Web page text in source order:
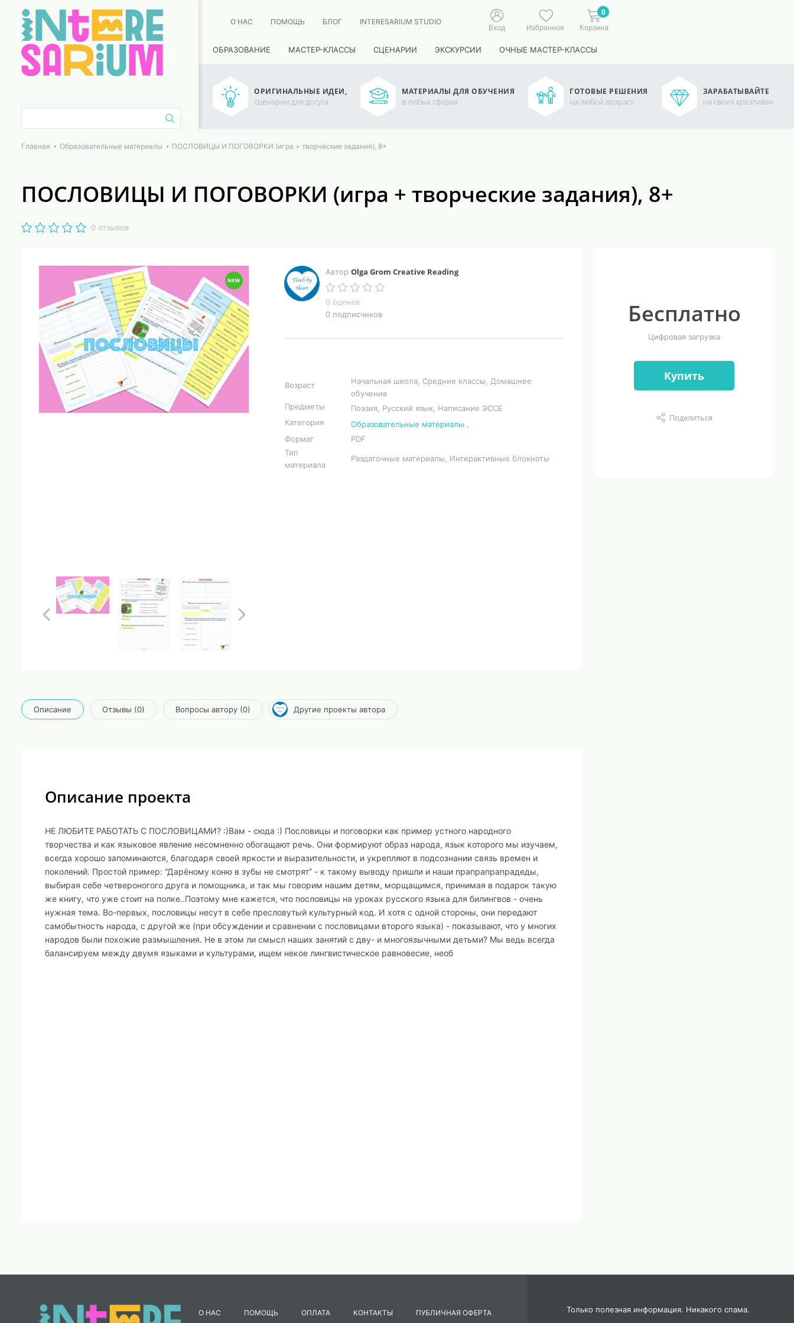
О НАС ПОМОЩЬ БЛОГ INTERESARIUM STUDIO
Вход Избранное
0
Корзина
ОБРАЗОВАНИЕ МАСТЕР-КЛАССЫ СЦЕНАРИИ ЭКСКУРСИИ ОЧНЫЕ МАСТЕР-КЛАССЫ
ОРИГИНАЛЬНЫЕ ИДЕИ,
сценарии для досуга
МАТЕРИАЛЫ ДЛЯ ОБУЧЕНИЯ
в любых сферах
ГОТОВЫЕ РЕШЕНИЯ
на любой возраст
ЗАРАБАТЫВАЙТЕ
на своих креативах
Главная Образовательные материалы ПОСЛОВИЦЫ И ПОГОВОРКИ (игра + творческие задания), 8+
ПОСЛОВИЦЫ И ПОГОВОРКИ (игра + творческие задания), 8+
0 отзывов
Автор Olga Grom Creative Reading
0 оценок
0 подписчиков
Возраст
Начальная школа, Средние классы, Домашнее
обучение
Предметы
Поэзия, Русский язык, Написание ЭССЕ
Категория
Образовательные материалы
Формат
PDF
Тип
материала
Раздаточные материалы, Интерактивные блокноты
Бесплатно
Цифровая загрузка
Купить
Поделиться
Описание Отзывы (0) Вопросы автору (0) Другие проекты автора
Описание проекта
НЕ ЛЮБИТЕ РАБОТАТЬ С ПОСЛОВИЦАМИ? :)Вам - сюда :) Пословицы и поговорки как пример устного народного
творчества и как языковое явление несомненно обогащают речь. Они формируют образ народа, язык которого мы изучаем,
всегда хорошо запоминаются, благодаря своей яркости и выразительности, и укрепляют в подсознании связь времен и
поколений. Простой пример: “Дарёному коню в зубы не смотрят” - к такому выводу пришли и наши прапрапрапрадеды,
выбирая себе четвероногого друга и помощника, и так мы говорим нашим детям, морщащимся, принимая в подарок такую
же книгу, что уже стоит на полке..Поэтому мне кажется, что пословицы на уроках русского языка для билингвов - очень
нужная тема. Во-первых, пословицы несут в себе пресловутый культурный код. И хотя с одной стороны, они передают
самобытность народа, с другой же (при обсуждении и сравнении с пословицами второго языка) - показывают, что у многих
народов были похожие размышления. Не в этом ли смысл наших занятий с дву- и многоязычными детьми? Мы ведь всегда
балансируем между двумя языками и культурами, ищем некое лингвистическое равновесие, необ
О НАС ПОМОЩЬ ОПЛАТА КОНТАКТЫ ПУБЛИЧНАЯ ОФЕРТА Только полезная информация. Никакого спама.